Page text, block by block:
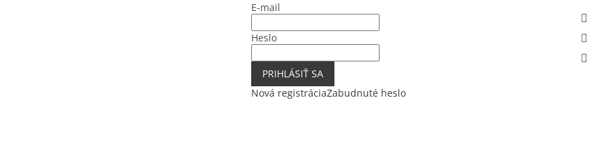
E-mail
Heslo
PRIHLÁSIŤ SA
Nová registráciaZabudnuté heslo